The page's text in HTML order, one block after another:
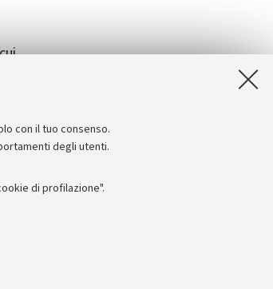
con il tuo consenso.
degli utenti.
di profilazione".
- CF: 80007010376